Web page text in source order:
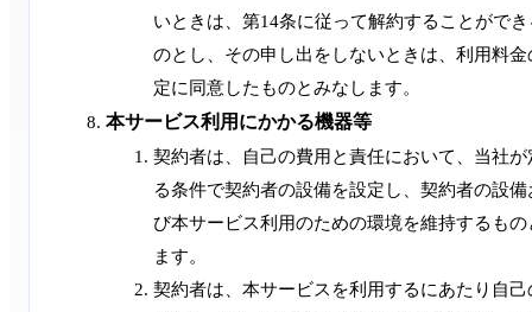
いときは、第14条に従って解約することがで
のとし、その申し出をしないときは、利用料金
定に同意したものとみなします。
本サービス利用にかかる機器等
契約者は、自己の費用と責任において、当社が
る条件で契約者の設備を設定し、契約者の設備
び本サービス利用のための環境を維持するもの
ます。
契約者は、本サービスを利用するにあたり自己